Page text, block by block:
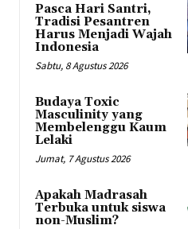
Pasca Hari Santri,
Tradisi Pesantren
Harus Menjadi Wajah
Indonesia
Sabtu, 8 Agustus 2026
Budaya Toxic
Masculinity yang
Membelenggu Kaum
Lelaki
Jumat, 7 Agustus 2026
Apakah Madrasah
Terbuka untuk siswa
non-Muslim?